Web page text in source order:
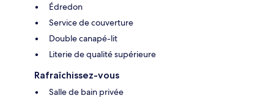
Édredon
Service de couverture
Double canapé-lit
Literie de qualité supérieure
Rafraîchissez-vous
Salle de bain privée